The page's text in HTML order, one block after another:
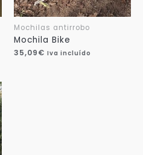
Mochilas antirrobo
Mochila Bike
35,09€ Iva incluído